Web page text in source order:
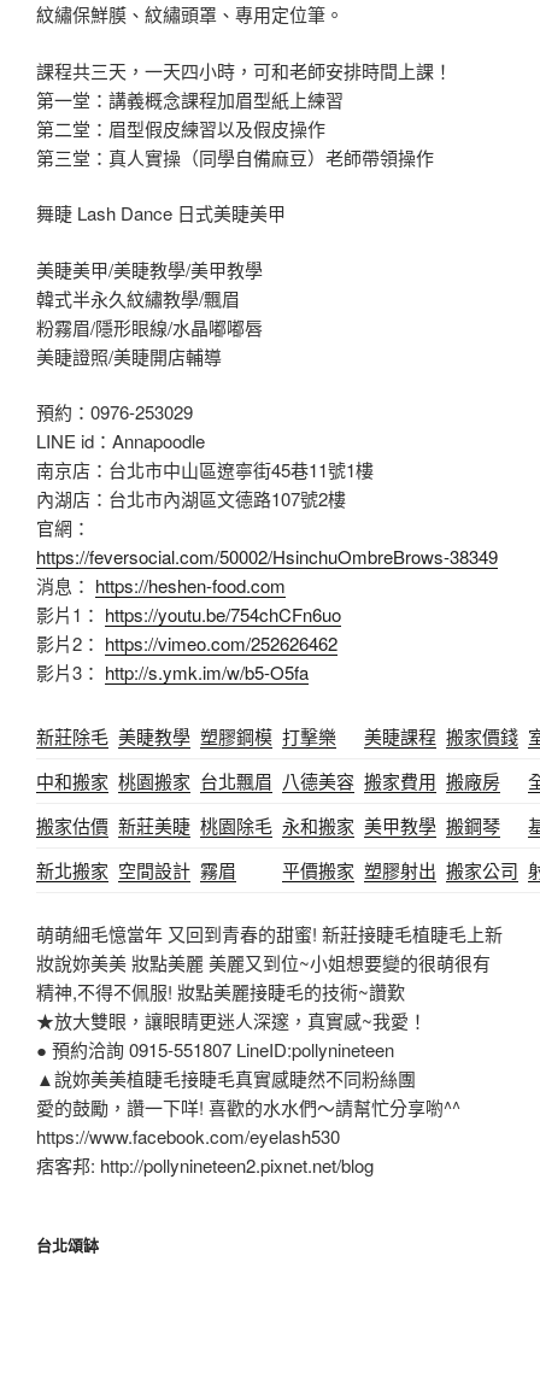
紋繡保鮮膜、紋繡頭罩、專用定位筆。
課程共三天，一天四小時，可和老師安排時間上課！
第一堂：講義概念課程加眉型紙上練習
第二堂：眉型假皮練習以及假皮操作
第三堂：真人實操（同學自備麻豆）老師帶領操作
舞睫 Lash Dance 日式美睫美甲
美睫美甲/美睫教學/美甲教學
韓式半永久紋繡教學/飄眉
粉霧眉/隱形眼線/水晶嘟嘟唇
美睫證照/美睫開店輔導
預約：0976-253029
LINE id：Annapoodle
南京店：台北市中山區遼寧街45巷11號1樓
內湖店：台北市內湖區文德路107號2樓
官網：
https://feversocial.com/50002/HsinchuOmbreBrows-38349
消息： https://heshen-food.com
影片1： https://youtu.be/754chCFn6uo
影片2： https://vimeo.com/252626462
影片3： http://s.ymk.im/w/b5-O5fa
新莊除毛 美睫教學 塑膠鋼模 打擊樂 美睫課程 搬家價錢
中和搬家 桃園搬家 台北飄眉 八德美容 搬家費用 搬廠房
搬家估價 新莊美睫 桃園除毛 永和搬家 美甲教學 搬鋼琴
新北搬家 空間設計 霧眉 平價搬家 塑膠射出 搬家公司
萌萌細毛憶當年 又回到青春的甜蜜! 新莊接睫毛植睫毛上新
妝說妳美美 妝點美麗 美麗又到位~小姐想要變的很萌很有
精神,不得不佩服! 妝點美麗接睫毛的技術~讚歎
★放大雙眼，讓眼睛更迷人深邃，真實感~我愛！
● 預約洽詢 0915-551807 LineID:pollynineteen
▲說妳美美植睫毛接睫毛真實感睫然不同粉絲團
愛的鼓勵，讚一下咩! 喜歡的水水們～請幫忙分享喲^^
https://www.facebook.com/eyelash530
痞客邦: http://pollynineteen2.pixnet.net/blog
台北頌缽